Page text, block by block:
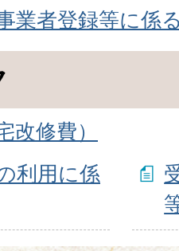
業者登録等に係
改修費）
利用に係